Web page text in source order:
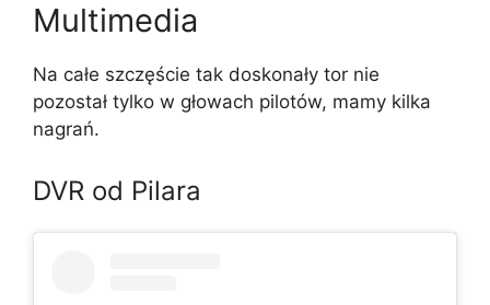
Multimedia
Na całe szczęście tak doskonały tor nie
pozostał tylko w głowach pilotów, mamy kilka
nagrań.
DVR od Pilara